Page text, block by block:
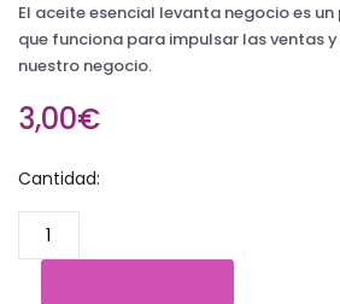
El aceite esencial levanta negocio es
que funciona para impulsar las ventas
nuestro negocio.
3,00€
Cantidad: